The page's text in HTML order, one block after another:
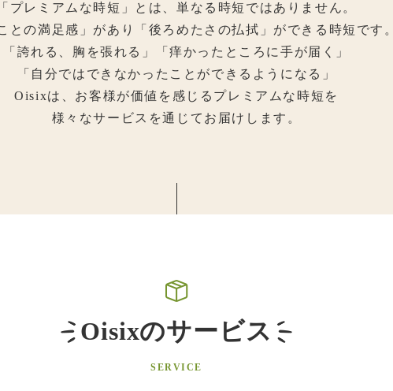
プレミアムな時短」とは、 単なる時短ではありません。
との満足感」があり「後ろめたさの払拭」 ができる時短です。
「誇れる、胸を張れる」
「痒かったところに手が届く」
「自分ではできなかったことができるようになる」
Oisixは、お客様が価値を感じるプレミアムな時短を
様々なサービスを通じてお届けします。
Oisixのサービス
SERVICE